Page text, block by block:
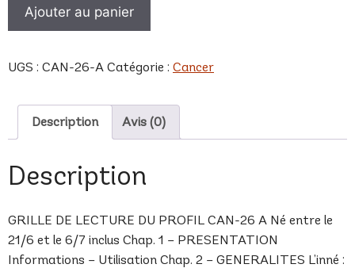
26
Ajouter au panier
UGS : CAN-26-A Catégorie : Cancer
Description Avis (0)
Description
GRILLE DE LECTURE DU PROFIL CAN-26 A Né entre le
21/6 et le 6/7 inclus Chap. 1 – PRESENTATION
Informations – Utilisation Chap. 2 – GENERALITES L’inné :